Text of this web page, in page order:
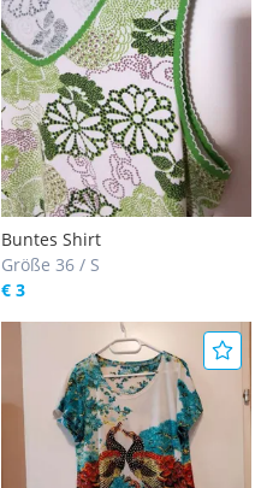
Buntes Shirt
Größe 36 / S
€ 3